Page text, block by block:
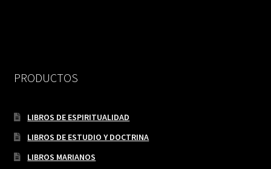
PRODUCTOS
LIBROS DE ESPIRITUALIDAD
LIBROS DE ESTUDIO Y DOCTRINA
LIBROS MARIANOS